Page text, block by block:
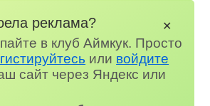
реклама?
в клуб Аймкук. Просто
или войдите
сайт через Яндекс или
✕